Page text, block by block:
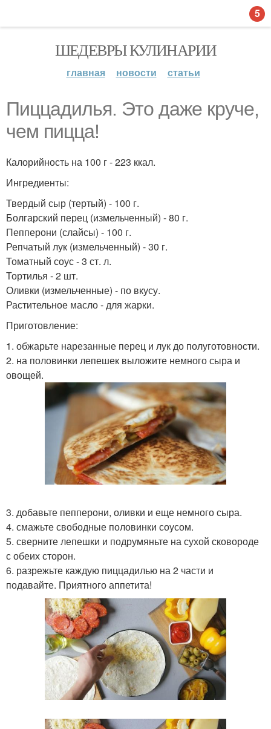
ШЕДЕВРЫ КУЛИНАРИИ
главная новости статьи
Пиццадилья. Это даже круче,
чем пицца!
Калорийность на 100 г - 223 ккал.
Ингредиенты:
Твердый сыр (тертый) - 100 г.
Болгарский перец (измельченный) - 80 г.
Пепперони (слайсы) - 100 г.
Репчатый лук (измельченный) - 30 г.
Томатный соус - 3 ст. л.
Тортилья - 2 шт.
Оливки (измельченные) - по вкусу.
Растительное масло - для жарки.
Приготовление:
1. обжарьте нарезанные перец и лук до полуготовности.
2. на половинки лепешек выложите немного сыра и
овощей.
3. добавьте пепперони, оливки и еще немного сыра.
4. смажьте свободные половинки соусом.
5. сверните лепешки и подрумяньте на сухой сковороде
с обеих сторон.
6. разрежьте каждую пиццадилью на 2 части и
подавайте. Приятного аппетита!
5